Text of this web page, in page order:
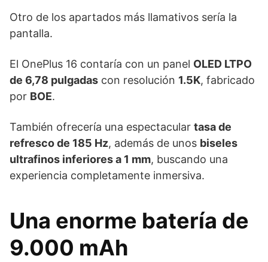
Otro de los apartados más llamativos sería la
pantalla.
El OnePlus 16 contaría con un panel OLED LTPO
de 6,78 pulgadas con resolución 1.5K, fabricado
por BOE.
También ofrecería una espectacular tasa de
refresco de 185 Hz, además de unos biseles
ultrafinos inferiores a 1 mm, buscando una
experiencia completamente inmersiva.
Una enorme batería de
9.000 mAh